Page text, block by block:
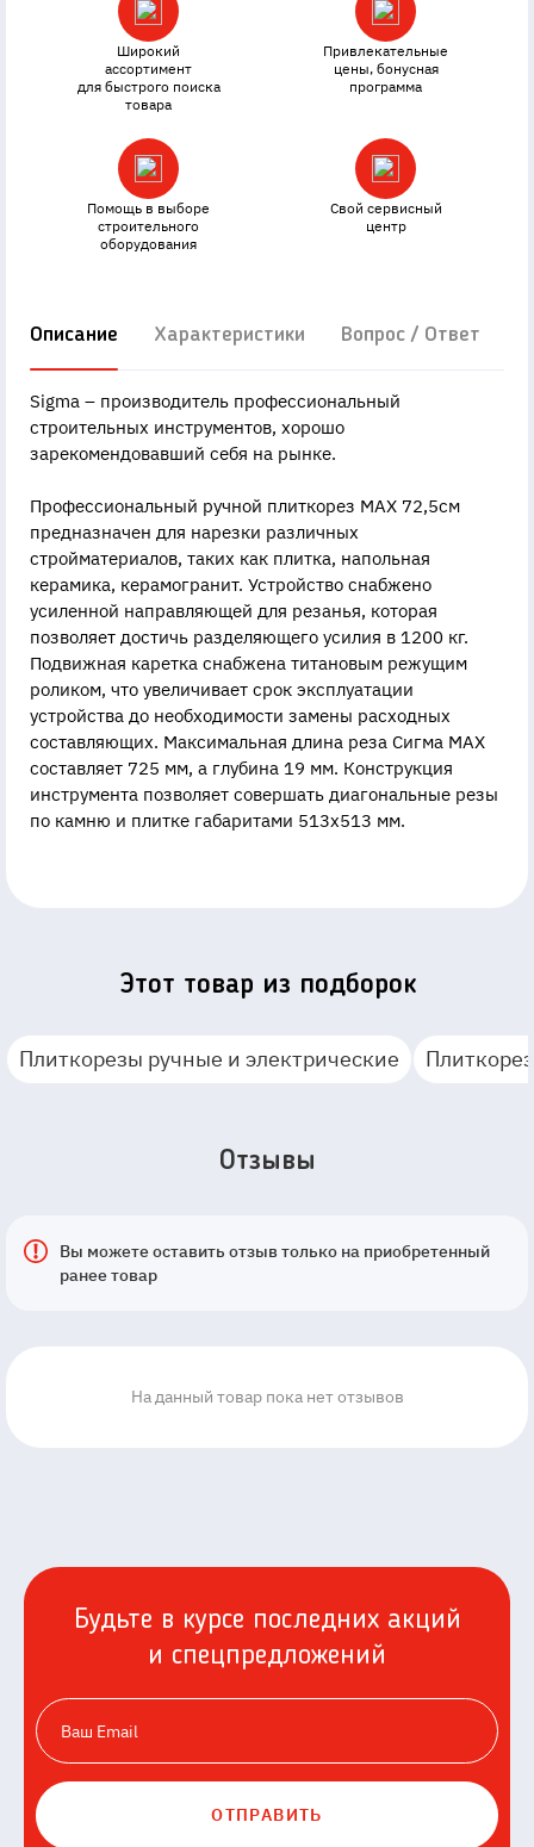
Широкий
ассортимент
для быстрого поиска
товара
Привлекательные
цены, бонусная
программа
Помощь в выборе
строительного
оборудования
Свой сервисный
центр
Описание Характеристики Вопрос / Ответ
Sigma – производитель профессиональный
строительных инструментов, хорошо
зарекомендовавший себя на рынке.
Профессиональный ручной плиткорез MAX 72,5см
предназначен для нарезки различных
стройматериалов, таких как плитка, напольная
керамика, керамогранит. Устройство снабжено
усиленной направляющей для резанья, которая
позволяет достичь разделяющего усилия в 1200 кг.
Подвижная каретка снабжена титановым режущим
роликом, что увеличивает срок эксплуатации
устройства до необходимости замены расходных
составляющих. Максимальная длина реза Сигма MAX
составляет 725 мм, а глубина 19 мм. Конструкция
инструмента позволяет совершать диагональные резы
по камню и плитке габаритами 513х513 мм.
Этот товар из подборок
Плиткорезы ручные и электрические
Отзывы
Вы можете оставить отзыв только на приобретенный
ранее товар
На данный товар пока нет отзывов
Будьте в курсе последних акций
и спецпредложений
ОТПРАВИТЬ